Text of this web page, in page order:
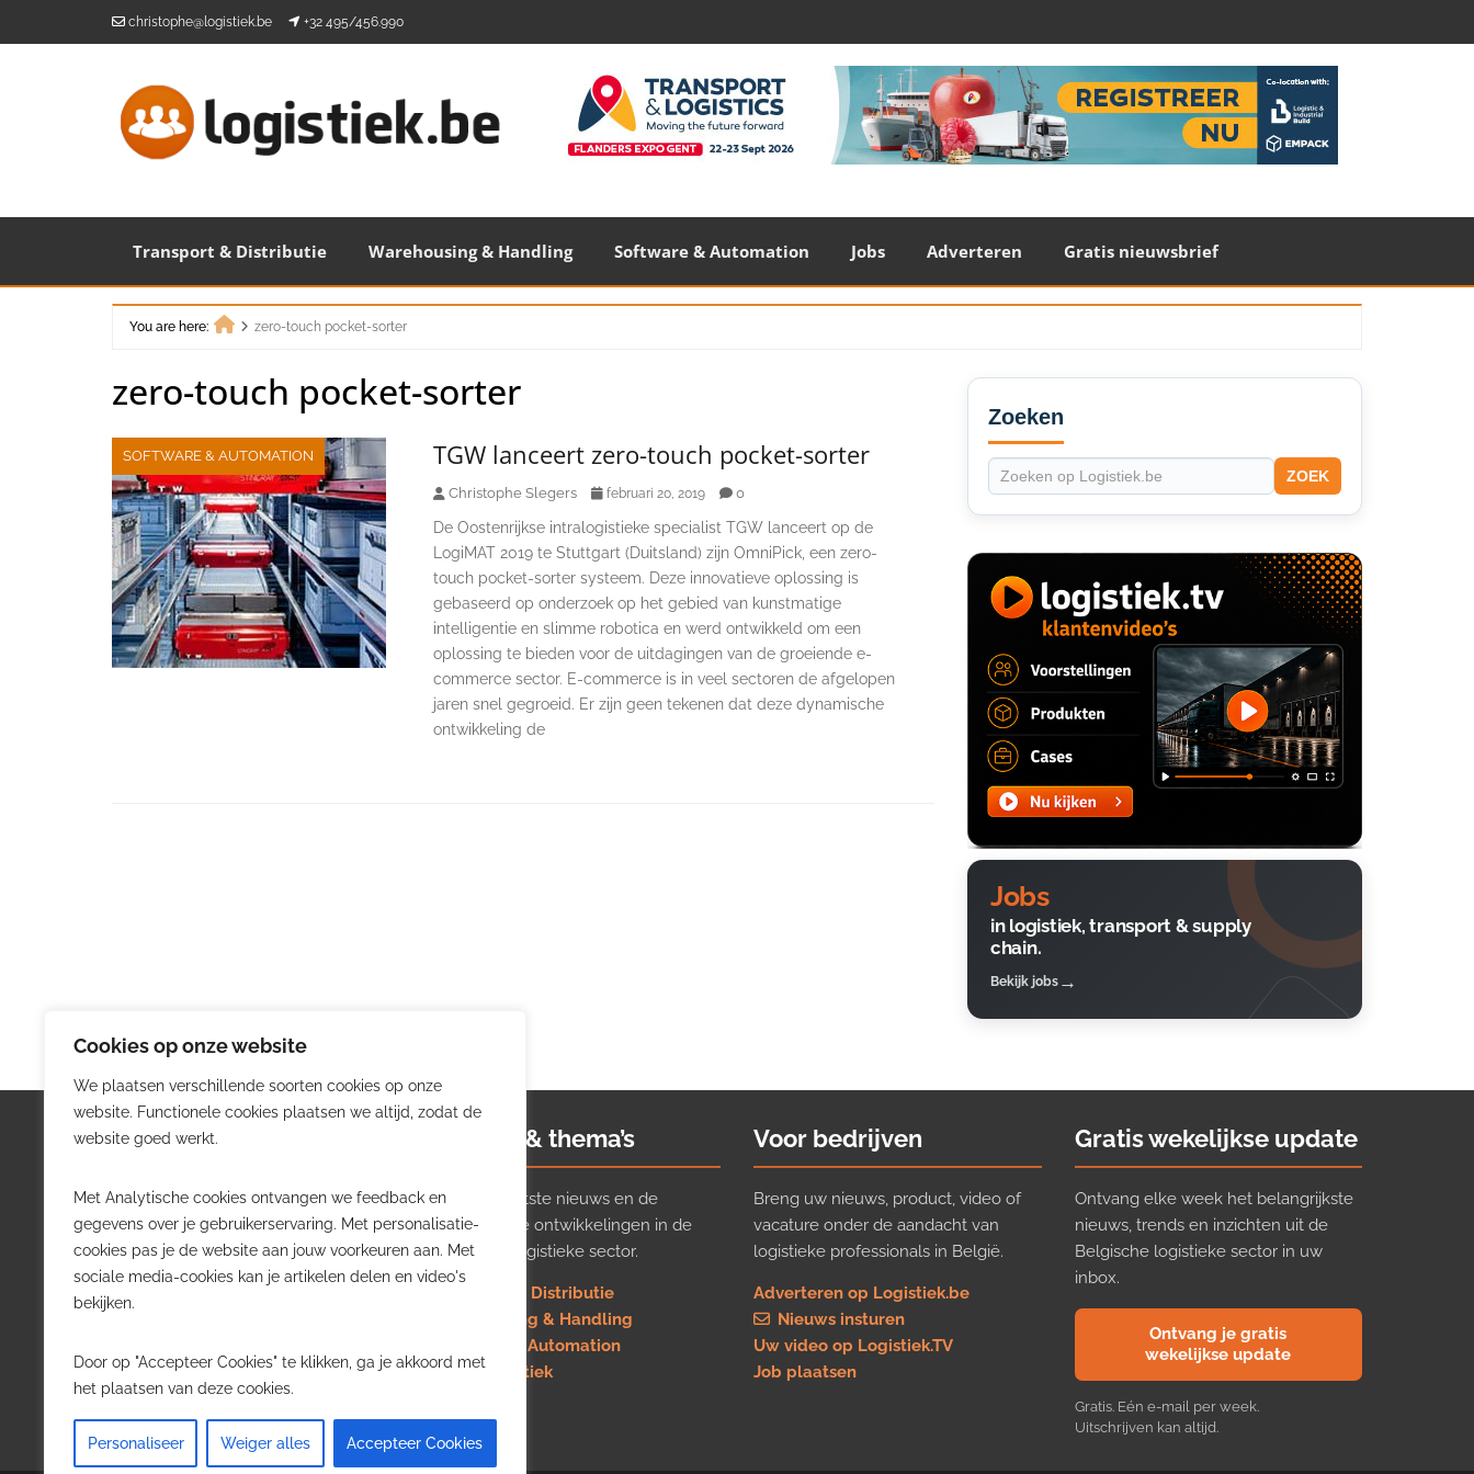
Cookies op onze website
We plaatsen verschillende soorten cookies op onze
website. Functionele cookies plaatsen we altijd, zodat de
website goed werkt.
Met Analytische cookies ontvangen we feedback en
gegevens over je gebruikerservaring. Met personalisatie-
cookies pas je de website aan jouw voorkeuren aan. Met
sociale media-cookies kan je artikelen delen en video's
bekijken.
Door op "Accepteer Cookies" te klikken, ga je akkoord met
het plaatsen van deze cookies.
Personaliseer Weiger alles Accepteer Cookies
christophe@logistiek.be +32 495/456.990
Transport & Distributie Warehousing & Handling Software & Automation Jobs Adverteren Gratis nieuwsbrief
You are here:
zero-touch pocket-sorter
zero-touch pocket-sorter
SOFTWARE & AUTOMATION TGW lanceert zero-touch pocket-sorter
Christophe Slegers februari 20, 2019 0
De Oostenrijkse intralogistieke specialist TGW lanceert op de
LogiMAT 2019 te Stuttgart (Duitsland) zijn OmniPick, een zero-
touch pocket-sorter systeem. Deze innovatieve oplossing is
gebaseerd op onderzoek op het gebied van kunstmatige
intelligentie en slimme robotica en werd ontwikkeld om een
oplossing te bieden voor de uitdagingen van de groeiende e-
commerce sector. E-commerce is in veel sectoren de afgelopen
jaren snel gegroeid. Er zijn geen tekenen dat deze dynamische
ontwikkeling de
Secondary
Sidebar
Zoeken
ZOEK
Jobs
in logistiek, transport & supply
chain.
Bekijk jobs
Logistiek.be
Logistiek.be brengt dagelijks nieuws,
trends en praktijkverhalen over
transport, warehousing, supply chain
en automatisering in België.
willen volgen.
Nieuws & thema’s
Volg het laatste nieuws en de
belangrijkste ontwikkelingen in de
Belgische logistieke sector.
Transport & Distributie
Warehousing & Handling
Software & Automation
Job in logistiek
Voor bedrijven
Breng uw nieuws, product, video of
vacature onder de aandacht van
logistieke professionals in België.
Adverteren op Logistiek.be
Nieuws insturen
Uw video op Logistiek.TV
Job plaatsen
Gratis wekelijkse update
Ontvang elke week het belangrijkste
nieuws, trends en inzichten uit de
Belgische logistieke sector in uw
inbox.
Ontvang je gratis
wekelijkse update
Gratis. Eén e-mail per week.
Uitschrijven kan altijd.